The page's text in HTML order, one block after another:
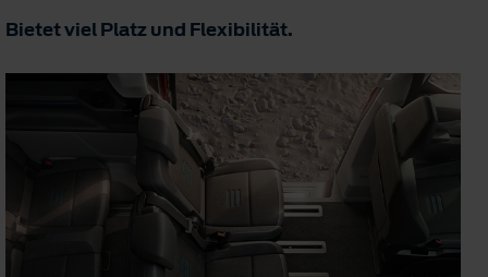
Bietet viel Platz und Flexibilität.